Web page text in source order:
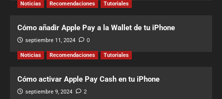
Noticias Recomendaciones Tutoriales
Cómo añadir Apple Pay a la Wallet de tu iPhone
septiembre 11, 2024 0
Noticias Recomendaciones Tutoriales
Cómo activar Apple Pay Cash en tu iPhone
septiembre 9, 2024 2